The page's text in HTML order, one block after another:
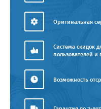
Оригинальная
Система скидок
пользователей и
Возможность